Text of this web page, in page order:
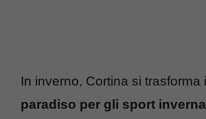
In inverno, Cortina si trasforma
paradiso per gli sport